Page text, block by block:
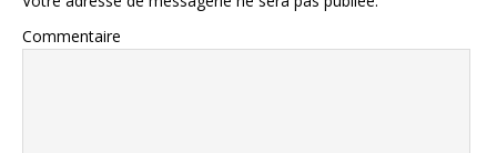
Commentaire